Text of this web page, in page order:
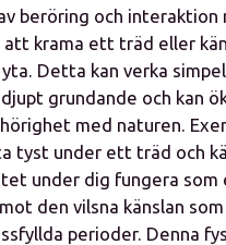
beröring och interaktion
att krama ett träd eller
Detta kan verka
grundande och kan
med naturen.
tyst under ett träd och
under dig fungera som
den vilsna känslan
perioder. Denna